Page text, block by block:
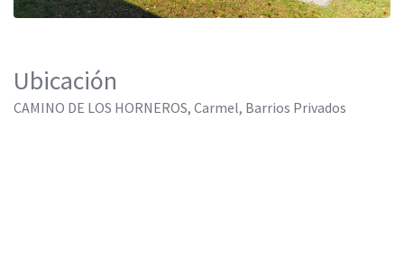
Ubicación
CAMINO DE LOS HORNEROS, Carmel, Barrios Privados